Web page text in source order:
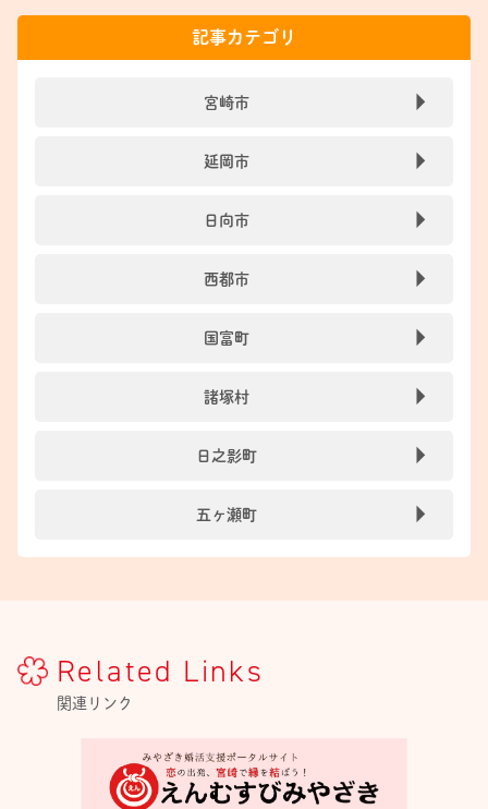
記事カテゴリ
宮崎市
延岡市
日向市
西都市
国富町
諸塚村
日之影町
五ヶ瀬町
Related Links
関連リンク